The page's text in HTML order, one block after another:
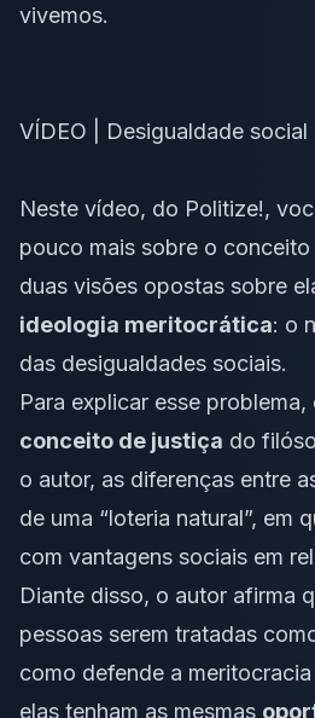
vivemos.
VÍDEO | Desigualdade social
Neste vídeo, do Politize!,
pouco mais sobre o
duas visões opostas sobre
ideologia meritocrática: o
das desigualdades sociais.
Para explicar esse
conceito de justiça do
o autor, as diferenças entre
de uma “loteria natural”, em
com vantagens sociais em
Diante disso, o autor afirma
pessoas serem tratadas
como defende a
elas tenham as mesmas